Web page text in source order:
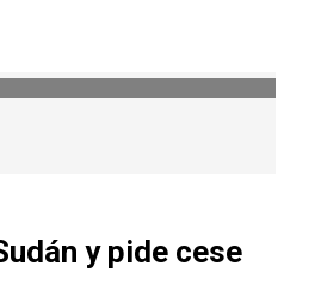
y pide cese